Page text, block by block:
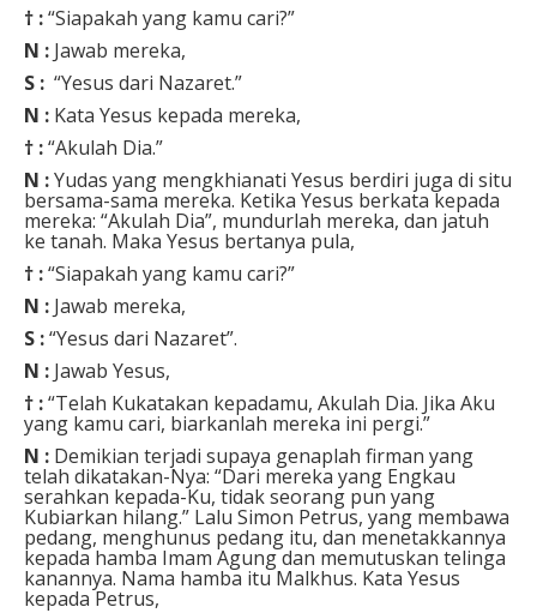
† :“Siapakah yang kamu cari?”
N : Jawab mereka,
S : “Yesus dari Nazaret.”
N : Kata Yesus kepada mereka,
† :“Akulah Dia.”
N :Yudas yang mengkhianati Yesus berdiri juga di situ
bersama-sama mereka. Ketika Yesus berkata kepada
mereka: “Akulah Dia”, mundurlah mereka, dan jatuh
ke tanah. Maka Yesus bertanya pula,
† :“Siapakah yang kamu cari?”
N : Jawab mereka,
S :“Yesus dari Nazaret”.
N : Jawab Yesus,
† :“Telah Kukatakan kepadamu, Akulah Dia. Jika Aku
yang kamu cari, biarkanlah mereka ini pergi.”
N : Demikian terjadi supaya genaplah firman yang
telah dikatakan-Nya: “Dari mereka yang Engkau
serahkan kepada-Ku, tidak seorang pun yang
Kubiarkan hilang.” Lalu Simon Petrus, yang membawa
pedang, menghunus pedang itu, dan menetakkannya
kepada hamba Imam Agung dan memutuskan telinga
kanannya. Nama hamba itu Malkhus. Kata Yesus
kepada Petrus,